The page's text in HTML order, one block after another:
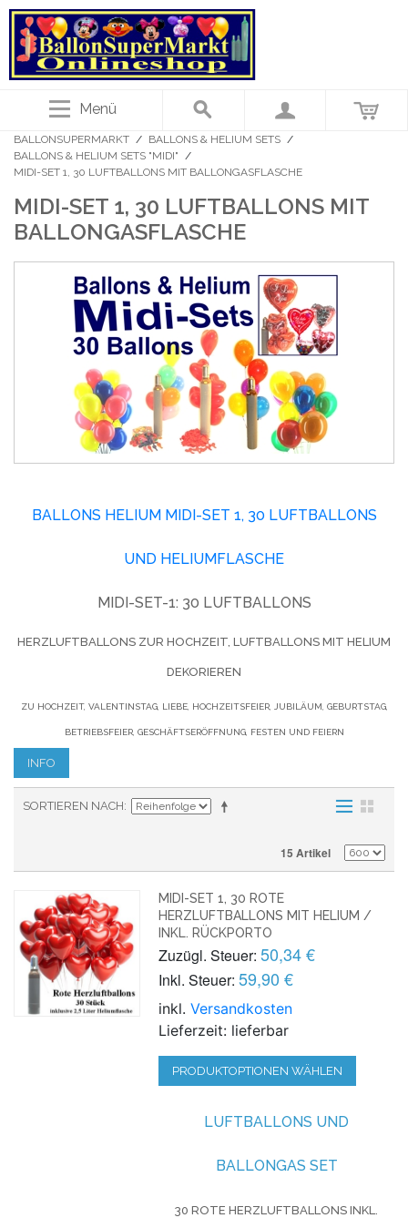
Menü
BALLONSUPERMARKT / BALLONS & HELIUM SETS /
BALLONS & HELIUM SETS "MIDI" /
MIDI-SET 1, 30 LUFTBALLONS MIT BALLONGASFLASCHE
MIDI-SET 1, 30 LUFTBALLONS MIT
BALLONGASFLASCHE
BALLONS HELIUM MIDI-SET 1, 30 LUFTBALLONS
UND HELIUMFLASCHE
MIDI-SET-1: 30 LUFTBALLONS
HERZLUFTBALLONS ZUR HOCHZEIT, LUFTBALLONS MIT HELIUM
DEKORIEREN
ZU HOCHZEIT, VALENTINSTAG, LIEBE, HOCHZEITSFEIER, JUBILÄUM, GEBURTSTAG,
BETRIEBSFEIER, GESCHÄFTSERÖFFNUNG, FESTEN UND FEIERN
INFO
SORTIEREN NACH
15 Artikel
MIDI-SET 1, 30 ROTE
HERZLUFTBALLONS MIT HELIUM /
INKL. RÜCKPORTO
Zuzügl. Steuer: 50,34 €
Inkl. Steuer: 59,90 €
inkl.Versandkosten
Lieferzeit: lieferbar
PRODUKTOPTIONEN WÄHLEN
LUFTBALLONS UND
BALLONGAS SET
30 ROTE HERZLUFTBALLONS INKL.